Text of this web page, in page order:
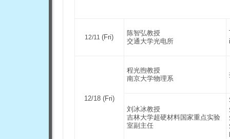
12/11 (Fri)
陈智弘教授
交通大学光电所
12/18 (Fri)
程光煦教授
南京大学物理系
刘冰冰教授
吉林大学超硬材料国家重点实验
室副主任